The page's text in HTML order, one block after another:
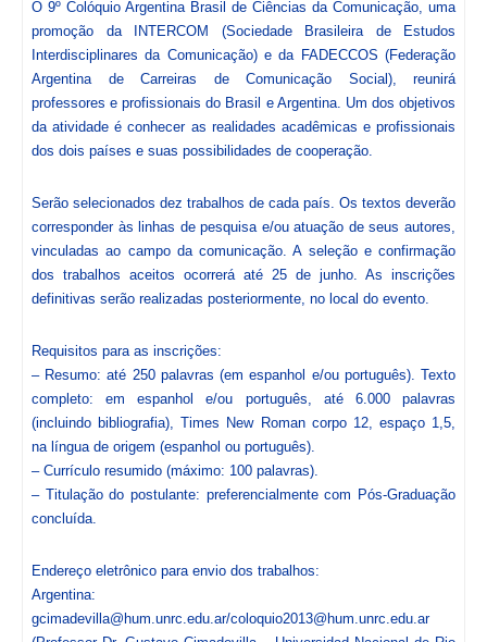
O 9º Colóquio Argentina Brasil de Ciências da Comunicação, uma
promoção da INTERCOM (Sociedade Brasileira de Estudos
Interdisciplinares da Comunicação) e da FADECCOS (Federação
Argentina de Carreiras de Comunicação Social), reunirá
professores e profissionais do Brasil e Argentina. Um dos objetivos
da atividade é conhecer as realidades acadêmicas e profissionais
dos dois países e suas possibilidades de cooperação.
Serão selecionados dez trabalhos de cada país. Os textos deverão
corresponder às linhas de pesquisa e/ou atuação de seus autores,
vinculadas ao campo da comunicação. A seleção e confirmação
dos trabalhos aceitos ocorrerá até 25 de junho. As inscrições
definitivas serão realizadas posteriormente, no local do evento.
Requisitos para as inscrições:
– Resumo: até 250 palavras (em espanhol e/ou português). Texto
completo: em espanhol e/ou português, até 6.000 palavras
(incluindo bibliografia), Times New Roman corpo 12, espaço 1,5,
na língua de origem (espanhol ou português).
– Currículo resumido (máximo: 100 palavras).
– Titulação do postulante: preferencialmente com Pós-Graduação
concluída.
Endereço eletrônico para envio dos trabalhos:
Argentina:
gcimadevilla@hum.unrc.edu.ar/coloquio2013@hum.unrc.edu.ar